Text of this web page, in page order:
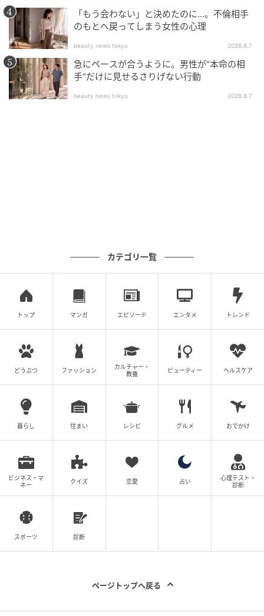
「もう会わない」と決めたのに…。不倫相手
のもとへ戻ってしまう女性の心理
beauty news tokyo 2026.8.7
急にペースが合うように。男性が“本命の相
手”だけに見せるさりげない行動
beauty news tokyo 2026.8.7
カテゴリ一覧
トップ マンガ エピソード エンタメ トレンド
どうぶつ ファッション
カルチャー・
教養
ビューティー ヘルスケア
暮らし 住まい レシピ グルメ おでかけ
ビジネス・マ
ネー
クイズ 恋愛 占い
心理テスト・
診断
スポーツ 診断
ページトップへ戻る